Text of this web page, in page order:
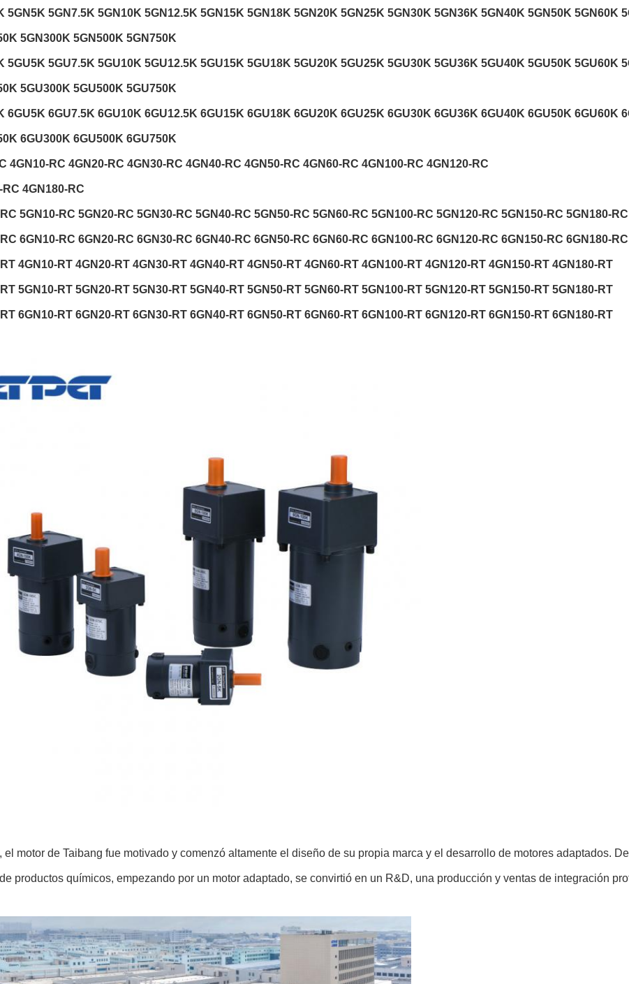
5GN5K 5GN7.5K 5GN10K 5GN12.5K 5GN15K 5GN18K 5GN20K 5GN25K 5GN30K 5GN36K 5GN40K 5GN50K 5GN60K
5GN300K 5GN500K 5GN750K
5GU5K 5GU7.5K 5GU10K 5GU12.5K 5GU15K 5GU18K 5GU20K 5GU25K 5GU30K 5GU36K 5GU40K 5GU50K 5GU60K
5GU300K 5GU500K 5GU750K
6GU5K 6GU7.5K 6GU10K 6GU12.5K 6GU15K 6GU18K 6GU20K 6GU25K 6GU30K 6GU36K 6GU40K 6GU50K 6GU60K
6GU300K 6GU500K 6GU750K
4GN10-RC 4GN20-RC 4GN30-RC 4GN40-RC 4GN50-RC 4GN60-RC 4GN100-RC 4GN120-RC
RC 4GN180-RC
5GN10-RC 5GN20-RC 5GN30-RC 5GN40-RC 5GN50-RC 5GN60-RC 5GN100-RC 5GN120-RC 5GN150-RC 5GN180-RC
6GN10-RC 6GN20-RC 6GN30-RC 6GN40-RC 6GN50-RC 6GN60-RC 6GN100-RC 6GN120-RC 6GN150-RC 6GN180-RC
4GN10-RT 4GN20-RT 4GN30-RT 4GN40-RT 4GN50-RT 4GN60-RT 4GN100-RT 4GN120-RT 4GN150-RT 4GN180-RT
5GN10-RT 5GN20-RT 5GN30-RT 5GN40-RT 5GN50-RT 5GN60-RT 5GN100-RT 5GN120-RT 5GN150-RT 5GN180-RT
6GN10-RT 6GN20-RT 6GN30-RT 6GN40-RT 6GN50-RT 6GN60-RT 6GN100-RT 6GN120-RT 6GN150-RT 6GN180-RT
el motor de Taibang fue motivado y comenzó altamente el diseño de su propia marca y el desarrollo de motores adaptados.
productos químicos, empezando por un motor adaptado, se convirtió en un R&D, una producción y ventas de integración